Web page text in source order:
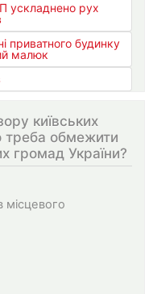
ускладнено рух
приватного будинку
малюк
київських
треба обмежити
громад України?